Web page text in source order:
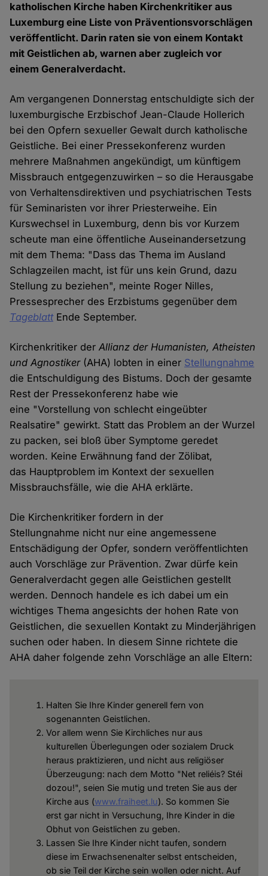
katholischen Kirche haben Kirchenkritiker aus
Luxemburg eine Liste von Präventionsvorschlägen
veröffentlicht. Darin raten sie von einem Kontakt
mit Geistlichen ab, warnen aber zugleich vor
einem Generalverdacht.
Am vergangenen Donnerstag entschuldigte sich der
luxemburgische Erzbischof Jean-Claude Hollerich
bei den Opfern sexueller Gewalt durch katholische
Geistliche. Bei einer Pressekonferenz wurden
mehrere Maßnahmen angekündigt, um künftigem
Missbrauch entgegenzuwirken – so die Herausgabe
von Verhaltensdirektiven und psychiatrischen Tests
für Seminaristen vor ihrer Priesterweihe. Ein
Kurswechsel in Luxemburg, denn bis vor Kurzem
scheute man eine öffentliche Auseinandersetzung
mit dem Thema: "Dass das Thema im Ausland
Schlagzeilen macht, ist für uns kein Grund, dazu
Stellung zu beziehen", meinte Roger Nilles,
Pressesprecher des Erzbistums gegenüber dem
Tageblatt Ende September.
Kirchenkritiker derAllianz der Humanisten, Atheisten
und Agnostiker(AHA) lobten in einer Stellungnahme
die Entschuldigung des Bistums. Doch der gesamte
Rest der Pressekonferenz habe wie
eine "Vorstellung von schlecht eingeübter
Realsatire" gewirkt. Statt das Problem an der Wurzel
zu packen, sei bloß über Symptome geredet
worden. Keine Erwähnung fand der Zölibat,
das Hauptproblem im Kontext der sexuellen
Missbrauchsfälle, wie die AHA erklärte.
Die Kirchenkritiker fordern in der
Stellungnahme nicht nur eine angemessene
Entschädigung der Opfer, sondern veröffentlichten
auch Vorschläge zur Prävention. Zwar dürfe kein
Generalverdacht gegen alle Geistlichen gestellt
werden. Dennoch handele es ich dabei um ein
wichtiges Thema angesichts der hohen Rate von
Geistlichen, die sexuellen Kontakt zu Minderjährigen
suchen oder haben. In diesem Sinne richtete die
AHA daher folgende zehn Vorschläge an alle Eltern:
Halten Sie Ihre Kinder generell fern von
sogenannten Geistlichen.
Vor allem wenn Sie Kirchliches nur aus
kulturellen Überlegungen oder sozialem Druck
heraus praktizieren, und nicht aus religiöser
Überzeugung: nach dem Motto "Net reliéis? Stéi
dozou!", seien Sie mutig und treten Sie aus der
Kirche aus (www.fraiheet.lu). So kommen Sie
erst gar nicht in Versuchung, Ihre Kinder in die
Obhut von Geistlichen zu geben.
Lassen Sie Ihre Kinder nicht taufen, sondern
diese im Erwachsenenalter selbst entscheiden,
ob sie Teil der Kirche sein wollen oder nicht. Auf